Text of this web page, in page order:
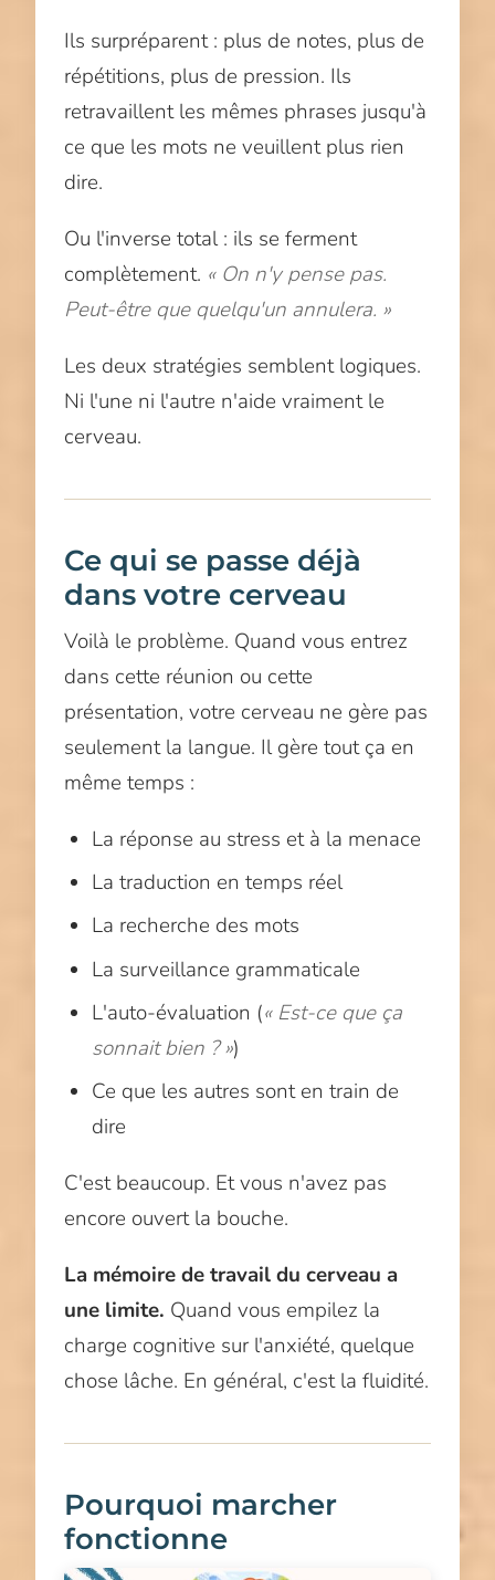
Ils surpréparent : plus de notes, plus de
répétitions, plus de pression. Ils
retravaillent les mêmes phrases jusqu'à
ce que les mots ne veuillent plus rien
dire.
Ou l'inverse total : ils se ferment
complètement. « On n'y pense pas.
Peut-être que quelqu'un annulera. »
Les deux stratégies semblent logiques.
Ni l'une ni l'autre n'aide vraiment le
cerveau.
Ce qui se passe déjà
dans votre cerveau
Voilà le problème. Quand vous entrez
dans cette réunion ou cette
présentation, votre cerveau ne gère pas
seulement la langue. Il gère tout ça en
même temps :
La réponse au stress et à la menace
La traduction en temps réel
La recherche des mots
La surveillance grammaticale
L'auto-évaluation (« Est-ce que ça
sonnait bien ? »)
Ce que les autres sont en train de
dire
C'est beaucoup. Et vous n'avez pas
encore ouvert la bouche.
La mémoire de travail du cerveau a
une limite. Quand vous empilez la
charge cognitive sur l'anxiété, quelque
chose lâche. En général, c'est la fluidité.
Pourquoi marcher
fonctionne